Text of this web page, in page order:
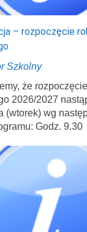
– rozpoczęcie
Szkolny
że
2026/2027
(wtorek) wg
Godz. 9.30